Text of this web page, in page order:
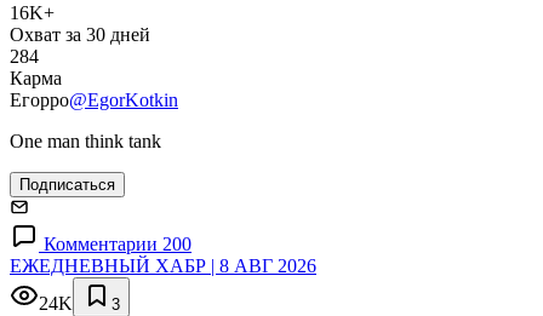
16K+
Охват за 30 дней
284
Карма
Егорро@EgorKotkin
One man think tank
Подписаться
Комментарии 200
ЕЖЕДНЕВНЫЙ ХАБР | 8 АВГ 2026
24K
3